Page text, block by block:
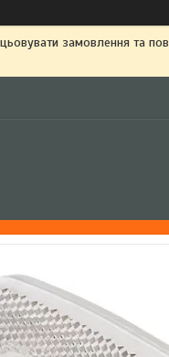
замовлення та